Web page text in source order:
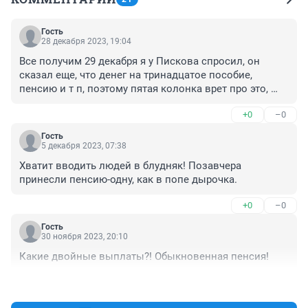
Гость
28 декабря 2023, 19:04
Все получим 29 декабря я у Пискова спросил, он
сказал еще, что денег на тринадцатое пособие,
пенсию и т п, поэтому пятая колонка врет про это,
январе не будет ничего и никому, кроме депутатов,
чиновников и других избранных узким кругом людей
+0 –0
Гость
5 декабря 2023, 07:38
Хватит вводить людей в блудняк! Позавчера
принесли пенсию-одну, как в попе дырочка.
+0 –0
Гость
30 ноября 2023, 20:10
Какие двойные выплаты?! Обыкновенная пенсия!